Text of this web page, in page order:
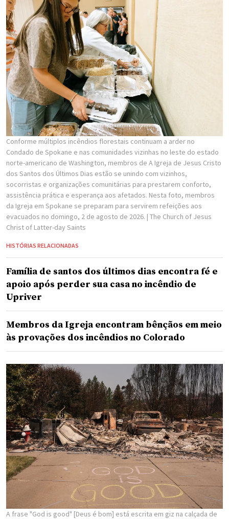
Conforme múltiplos incêndios florestais continuam a arder no
Condado de Spokane e nas comunidades vizinhas no leste do estado
norte-americano de Washington, membros de A Igreja de Jesus Cristo
dos Santos dos Últimos Dias estão se unindo com vizinhos,
socorristas e organizações comunitárias para prestarem conforto,
assistência prática e esperança aos afetados. Nesta foto, membros
da Igreja em Spokane se preparam para servirem refeições aos
evacuados no domingo, 2 de agosto de 2026. | The Church of Jesus
Christ of Latter-day Saints
HISTÓRIAS RELACIONADAS
Família de santos dos últimos dias encontra fé e
apoio após perder sua casa no incêndio de
Upriver
Membros da Igreja encontram bênçãos em meio
às provações dos incêndios no Colorado
A frase "God is good" [Deus é bom] está escrita em giz na calçada de